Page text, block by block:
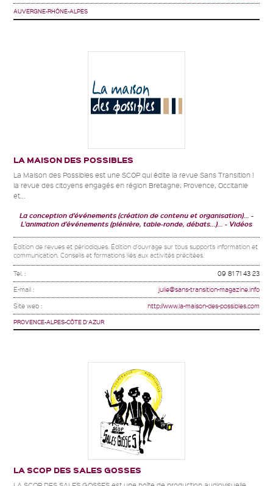
AUVERGNE-RHÔNE-ALPES
LA MAISON DES POSSIBLES
La Maison des Possibles est une SCOP qui édite la revue Sans Transition !
la revue des citoyens engagés en région Bretagne, Provence, Occitanie
et...
La conception d'événements (création de contenu et organisation)...
L'animation d'événements (plénière, table-ronde, débats...)...
Vidéos
Édition de revues et périodiques. Édition d'ouvrage sur tous supports information et
communication. Conseils et formations liés aux activités précitées.
Tel. : 09 81 71 43 23
E-mail : julie@sans-transition-magazine.info
Site web : http://www.la-maison-des-possibles.com
PROVENCE-ALPES-CÔTE D'AZUR
LA SCOP DES SALES GOSSES